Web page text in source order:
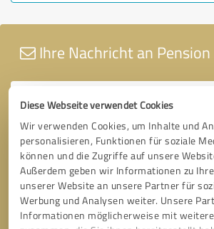
Diese Webseite verwendet Cookies
Wir verwenden Cookies, um Inhalte und
personalisieren, Funktionen für soziale
können und die Zugriffe auf unsere
Außerdem geben wir Informationen zu
unserer Website an unsere Partner für
Werbung und Analysen weiter. Unsere
Informationen möglicherweise mit
Ihre Nachricht an Pension